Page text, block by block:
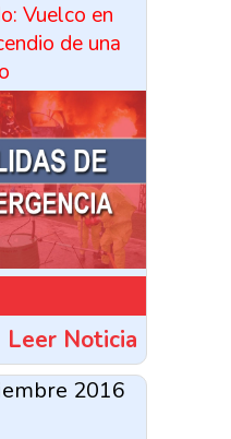
Vuelco en
de una
Leer Noticia
2016